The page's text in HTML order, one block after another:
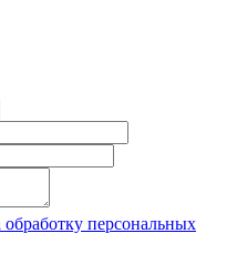
персональных